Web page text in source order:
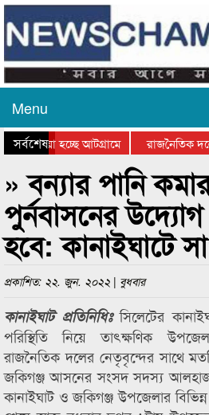
Menu
সর্বশেষ
যাওয়া হচ্ছে আটগ্রামে
রাজনৈতিক
» বন্যার পানি
পুর্নবাসনের
হবে: কানাইঘাটে
প্রকাশিত: ২২. জুন. ২০২২ | বুধবার
কানাইঘাট প্রতিনিধিঃসিলেটের
পরিস্থিতি নিয়ে তাৎক্ষণিক
রাজনৈতিক দলের নেতৃবৃন্দের সাথে
জকিগঞ্জ আসনের সংসদ সদস্য
কানাইঘাট ও জকিগঞ্জ উপজেলার